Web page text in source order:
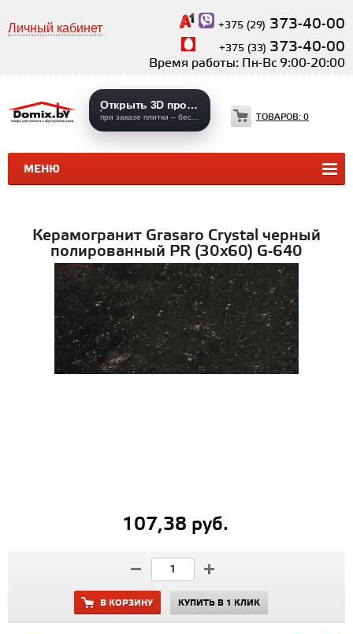
Личный кабинет +375 (29) 373-40-00
+375 (33) 373-40-00
Время работы: Пн-Вс 9:00-20:00
МЕНЮ
Открыть 3D проекты
ТОВАРОВ: 0
КЕРАМИЧЕСКАЯ ПЛИТКА
Керамогранит Grasaro Crystal черный
полированный PR (30х60) G-640
107,38 руб.
В КОРЗИНУ КУПИТЬ В 1 КЛИК